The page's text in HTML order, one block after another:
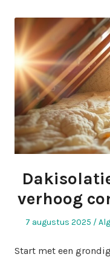
verhoog
Geplaatst
7 augustus 2025
Start met een